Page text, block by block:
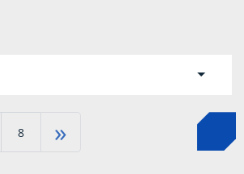
8 »